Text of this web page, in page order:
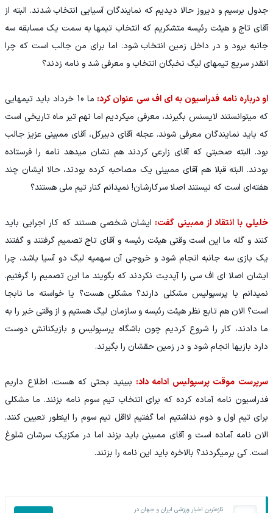
جدول برسیم و دیروز حالا دیدیم که نمایندگان آسیایی انتخاب شدند. البته از
آقای تاج و هیئت رئیسه متشکریم که انتخاب تیمها به سمت یک مسابقه سه
جانبه برود و در داخل زمین انتخاب شود. اما برای من جالب است که چرا
انقدر سریع تیمهای لیگ نخبگان انتخاب و معرفی شد و نامه زدند؟
او درباره نامه فدراسیون به ای اف سی عنوان کرد:
ما 10 خرداد باید تیمهایی
که میتوانستند لایسنس بگیرند، معرفی میکردیم اما نهم تیر ماه تاریخی است
که باید نمایندگان معرفی شوند. عجله آقای دبیرکل، آقای ممبینی عزیز جالب
بود. البته صحبتی که آقای زارعی کردند هم نشان میدهد نامه را فرستاده
بودند. البته قبلا هم آقای ممبینی یک مصاحبه کرده بودند، حالا ایشان چند
هفته‌ای است که نیستند اصلا سرکارشان! نمیدانم کنار تیم ملی هستند؟
خلیلی با انتقاد از ممبینی گفت: ایشان شخصی هستند که کار اجرایی باید
کنند و گله ما این است وقتی هیئت رئیسه و آقای تاج تصمیم گرفتند و گفتند
یک بازی سه جانبه انجام شود و خروجی آن سهمیه لیگ دو آسیا باشد، چرا
ایشان اصلا ای اف سی را آپدیت نکردند که بگویند ما این تصمیم را گرفتیم.
نمیدانم با پرسپولیس مشکلی دارند؟ مشکلی هست؟ یا خواسته ما نابجا
است؟ الان هم تابع نظر هیئت رئیسه و سازمان لیگ هستیم و از وقتی خبر را به
ما دادند، کار را شروع کردیم چون باشگاه پرسپولیس و بازیکنانش دوست
دارد بازیها انجام شود و در زمین حقشان را بگیرند.
سرپرست موقت پرسپولیس ادامه داد: ببینید بحثی که هست، اطلاع داریم
فدراسیون نامه آماده کرده که برای انتخاب تیم سوم نامه بزنند. ما مشکلی
برای تیم اول و دوم نداشتیم اما گفتیم لااقل تیم سوم را اینطور تعیین کنند.
الان نامه آماده است و آقای ممبینی باید بزند اما در مکزیک سرشان شلوغ
است. کی برمیگردند؟ بالاخره باید این نامه را بزنند.
تازه‌ترین اخبار ورزشی ایران و جهان در